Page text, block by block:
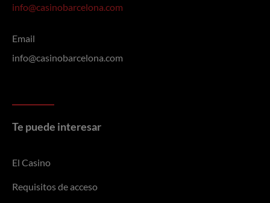
info@casinobarcelona.com
Email
info@casinobarcelona.com
Te puede interesar
El Casino
Requisitos de acceso